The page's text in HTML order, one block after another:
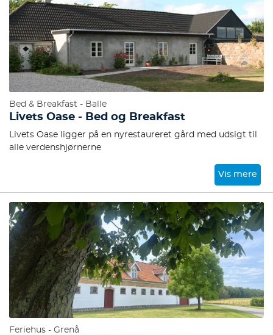
Bed & Breakfast - Balle
Livets Oase - Bed og Breakfast
Livets Oase ligger på en nyrestaureret gård med udsigt til
alle verdenshjørnerne
Vis mere
Feriehus - Grenå